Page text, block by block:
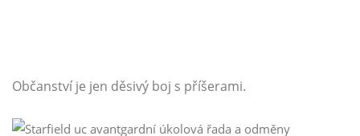
Občanství je jen děsivý boj s příšerami.